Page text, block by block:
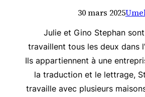
30 mars 2025
Julie et Gino Stephan
travaillent tous les deux dans
Ils appartiennent à une
la traduction et le lettrage,
travaille avec plusieurs